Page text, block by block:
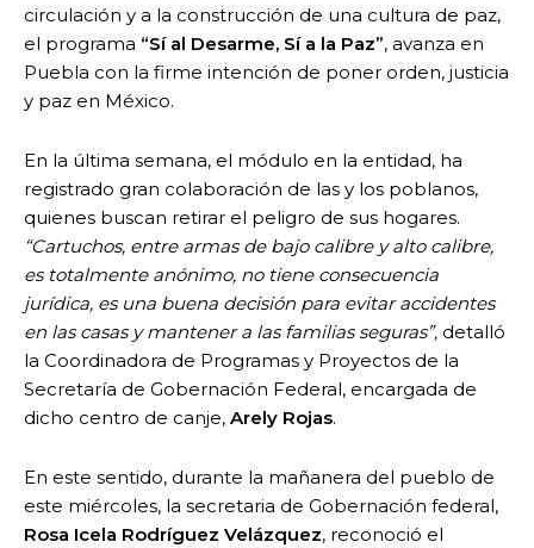
circulación y a la construcción de una cultura de paz,
el programa “Sí al Desarme, Sí a la Paz”, avanza en
Puebla con la firme intención de poner orden, justicia
y paz en México.
En la última semana, el módulo en la entidad, ha
registrado gran colaboración de las y los poblanos,
quienes buscan retirar el peligro de sus hogares.
“Cartuchos, entre armas de bajo calibre y alto calibre,
es totalmente anónimo, no tiene consecuencia
jurídica, es una buena decisión para evitar accidentes
en las casas y mantener a las familias seguras”, detalló
la Coordinadora de Programas y Proyectos de la
Secretaría de Gobernación Federal, encargada de
dicho centro de canje, Arely Rojas.
En este sentido, durante la mañanera del pueblo de
este miércoles, la secretaria de Gobernación federal,
Rosa Icela Rodríguez Velázquez, reconoció el